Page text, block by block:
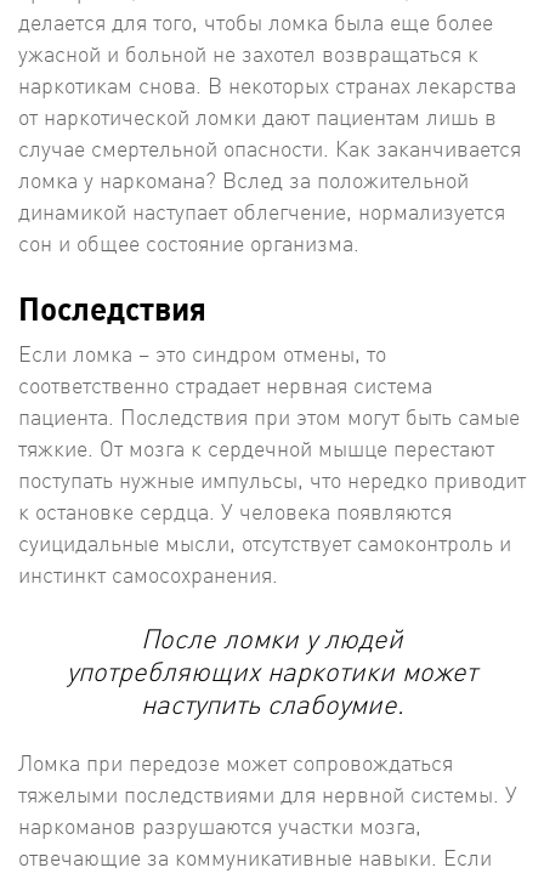
делается для того, чтобы ломка была еще более
ужасной и больной не захотел возвращаться к
наркотикам снова. В некоторых странах лекарства
от наркотической ломки дают пациентам лишь в
случае смертельной опасности. Как заканчивается
ломка у наркомана? Вслед за положительной
динамикой наступает облегчение, нормализуется
сон и общее состояние организма.
Последствия
Если ломка – это синдром отмены, то
соответственно страдает нервная система
пациента. Последствия при этом могут быть самые
тяжкие. От мозга к сердечной мышце перестают
поступать нужные импульсы, что нередко приводит
к остановке сердца. У человека появляются
суицидальные мысли, отсутствует самоконтроль и
инстинкт самосохранения.
После ломки у людей
употребляющих наркотики может
наступить слабоумие.
Ломка при передозе может сопровождаться
тяжелыми последствиями для нервной системы. У
наркоманов разрушаются участки мозга,
отвечающие за коммуникативные навыки. Если